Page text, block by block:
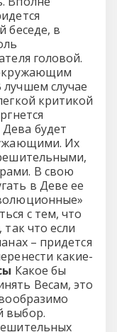
беседе, в
головой.
случае
критикой
Дева будет
Их
В свою
в Деве ее
с тем, что
так что если
– придется
какие-
Какое бы
Весам, это
выбор.